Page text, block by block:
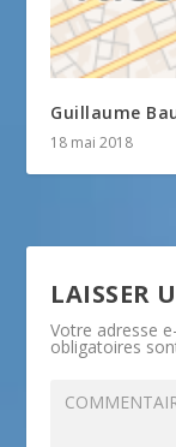
Guillaume
18 mai 2018
LAISSER
Votre adresse
obligatoires